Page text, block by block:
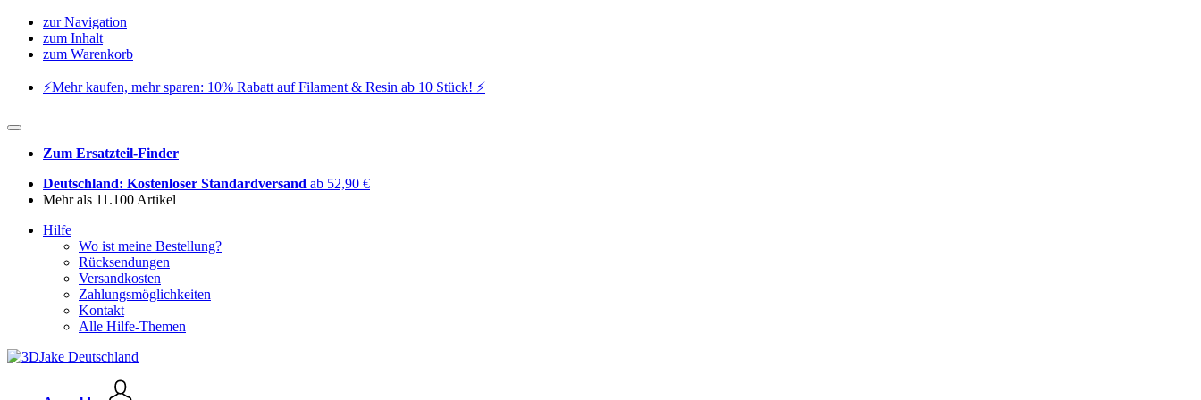
zur Navigation
zum Inhalt
zum Warenkorb
⚡️Mehr kaufen, mehr sparen: 10% Rabatt auf Filament & Resin ab 10 Stück! ⚡️
Zum Ersatzteil-Finder
Deutschland: Kostenloser Standardversand ab 52,90 €
Mehr als 11.100 Artikel
Hilfe
Wo ist meine Bestellung?
Rücksendungen
Versandkosten
Zahlungsmöglichkeiten
Kontakt
Alle Hilfe-Themen